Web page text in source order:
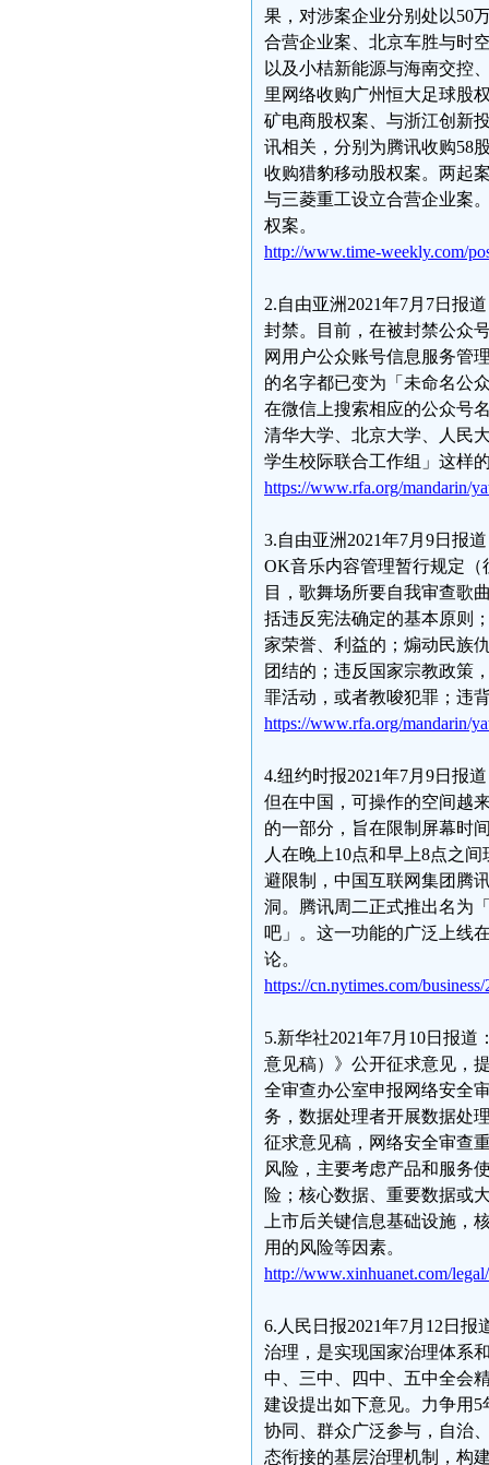
果，对涉案企业分别处以50
合营企业案、北京车胜与时
以及小桔新能源与海南交控
里网络收购广州恒大足球股
矿电商股权案、与浙江创新
讯相关，分别为腾讯收购58
收购猎豹移动股权案。两起
与三菱重工设立合营企业案
权案。
http://www.time-weekly.com/
2.自由亚洲2021年7月7日报
封禁。目前，在被封禁公众
网用户公众账号信息服务管
的名字都已变为「未命名公
在微信上搜索相应的公众号
清华大学、北京大学、人民
学生校际联合工作组」这样
https://www.rfa.org/mandarin/
3.自由亚洲2021年7月9日报
OK音乐内容管理暂行规定
目，歌舞场所要自我审查歌
括违反宪法确定的基本原则
家荣誉、利益的；煽动民族
团结的；违反国家宗教政策
罪活动，或者教唆犯罪；违
https://www.rfa.org/mandarin/
4.纽约时报2021年7月9日报
但在中国，可操作的空间越
的一部分，旨在限制屏幕时
人在晚上10点和早上8点之
避限制，中国互联网集团腾
洞。腾讯周二正式推出名为
吧」。这一功能的广泛上线
论。
https://cn.nytimes.com/
5.新华社2021年7月10日报
意见稿）》公开征求意见，
全审查办公室申报网络安全
务，数据处理者开展数据处
征求意见稿，网络安全审查
风险，主要考虑产品和服务
险；核心数据、重要数据或
上市后关键信息基础设施，
用的风险等因素。
http://www.xinhuanet.com/
6.人民日报2021年7月12日
治理，是实现国家治理体系
中、三中、四中、五中全会
建设提出如下意见。力争用
协同、群众广泛参与，自治
态衔接的基层治理机制，构